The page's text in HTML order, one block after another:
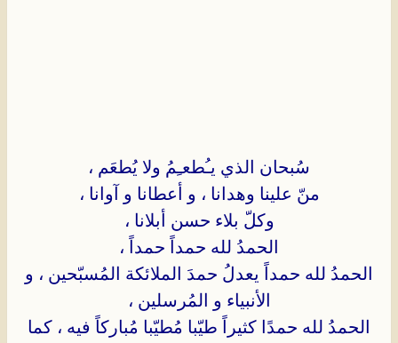
سُبحان الذي يـُطعـِمُ ولا يُطعَم ،
منّ علينا وهدانا ، و أعطانا و آوانا ،
وكلّ بلاء حسن أبلانا ،
الحمدُ لله حمداً حمداً ،
الحمدُ لله حمداً يعدلُ حمدَ الملائكة المُسبّحين ، و
الأنبياء و المُرسلين ،
الحمدُ لله حمدًا كثيراً طيّبا مُطيّبا مُباركاً فيه ، كما